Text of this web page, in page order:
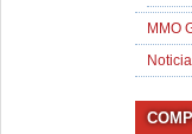
MMO